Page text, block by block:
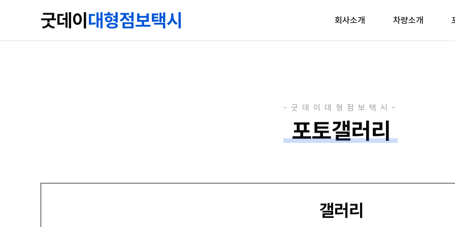
굿데이 대형점보택시 회사소개 차량소개
포토갤러리
갤러리